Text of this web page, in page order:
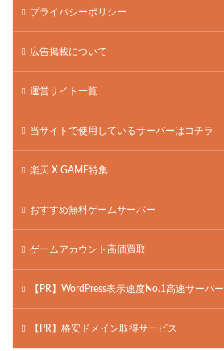
プライバシーポリシー
広告掲載について
運営サイト一覧
当サイトで使用しているサーバーはコチラ
楽天 X GAME特集
おすすめ無料ゲームサーバー
ゲームアカウント高価買取
【PR】WordPress表示速度No.1高速サーバー
【PR】格安ドメイン取得サービス